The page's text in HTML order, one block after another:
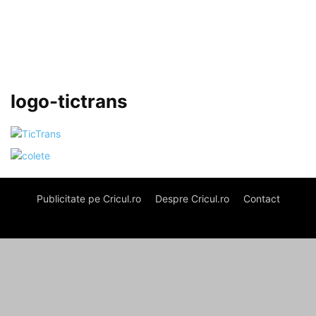
logo-tictrans
Publicitate pe Cricul.ro Despre Cricul.ro Contact